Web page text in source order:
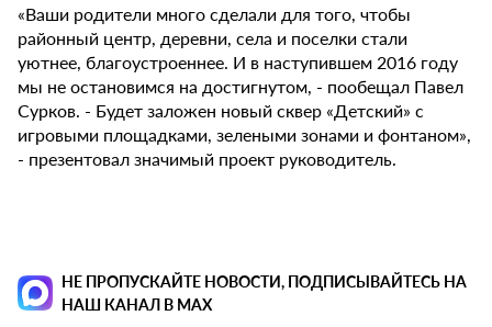
«Ваши родители много сделали для того, чтобы
районный центр, деревни, села и поселки стали
уютнее, благоустроеннее. И в наступившем 2016 году
мы не остановимся на достигнутом, - пообещал Павел
Сурков. - Будет заложен новый сквер «Детский» с
игровыми площадками, зелеными зонами и фонтаном»,
- презентовал значимый проект руководитель.
НЕ ПРОПУСКАЙТЕ НОВОСТИ, ПОДПИСЫВАЙТЕСЬ НА
НАШ КАНАЛ В MAX